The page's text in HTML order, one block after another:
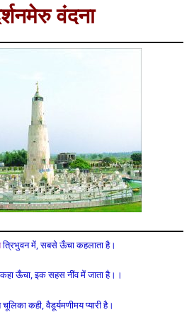
वंदना
त्रिभुवन में, सबसे ऊँचा कहलाता है।
ऊँचा, इक सहस नींव में जाता है।।
कही, वैडूर्यमणीमय प्यारी है।